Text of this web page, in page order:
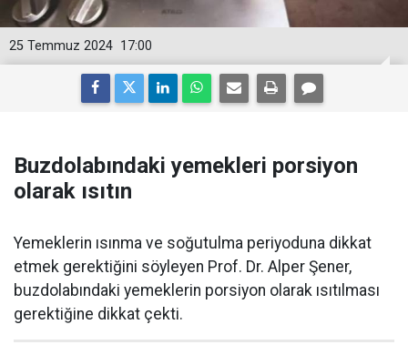
17:00
25 Temmuz 2024
Buzdolabındaki yemekleri porsiyon
olarak ısıtın
Yemeklerin ısınma ve soğutulma periyoduna dikkat
etmek gerektiğini söyleyen Prof. Dr. Alper Şener,
buzdolabındaki yemeklerin porsiyon olarak ısıtılması
gerektiğine dikkat çekti.